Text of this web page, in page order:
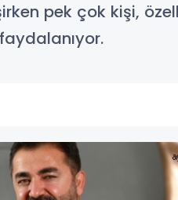
pek çok kişi,